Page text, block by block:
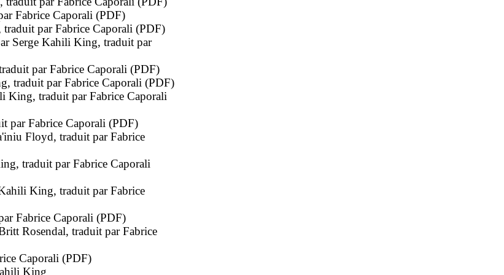
Fabrice Caporali (PDF)
par Fabrice Caporali (PDF)
Serge Kahili King, traduit par
par Fabrice Caporali (PDF)
traduit par Fabrice Caporali (PDF)
King, traduit par Fabrice Caporali
par Fabrice Caporali (PDF)
Floyd, traduit par Fabrice
traduit par Fabrice Caporali
King, traduit par Fabrice
Fabrice Caporali (PDF)
Rosendal, traduit par Fabrice
Caporali (PDF)
King